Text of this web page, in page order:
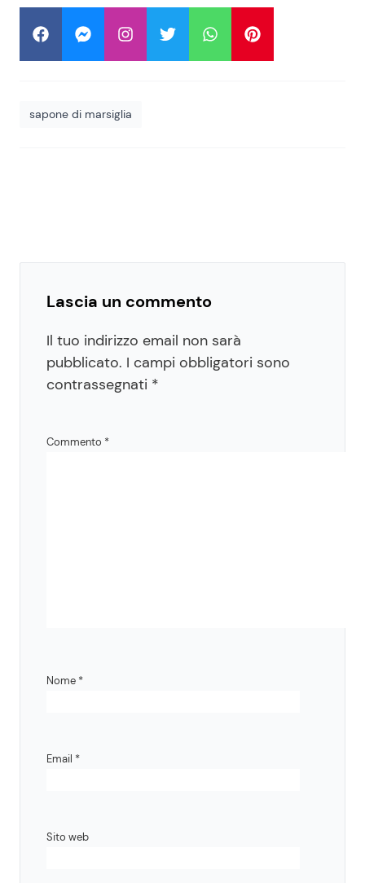
sapone di marsiglia
Lascia un commento
Il tuo indirizzo email non sarà
pubblicato. I campi obbligatori sono
contrassegnati *
Commento *
Nome *
Email *
Sito web